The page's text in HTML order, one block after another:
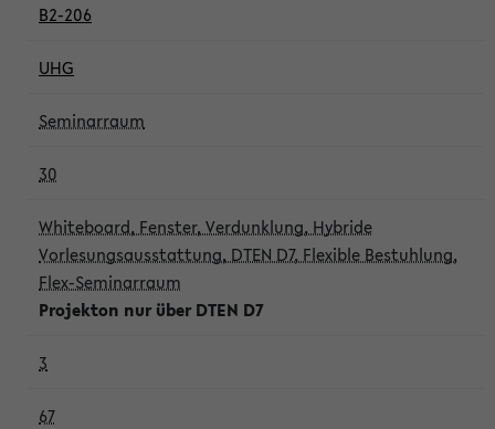
B2-206
UHG
Seminarraum
30
Whiteboard, Fenster, Verdunklung, Hybride
Vorlesungsausstattung, DTEN D7, Flexible Bestuhlung,
Flex-Seminarraum
Projekton nur über DTEN D7
3
67